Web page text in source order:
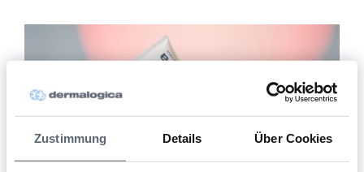
Zustimmung Details Über Cookies